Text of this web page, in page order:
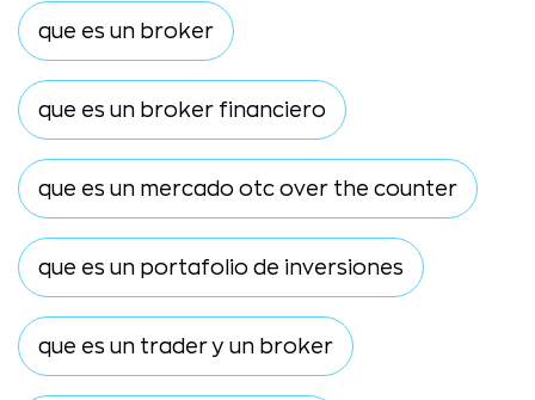
que es un broker
que es un broker financiero
que es un mercado otc over the counter
que es un portafolio de inversiones
que es un trader y un broker